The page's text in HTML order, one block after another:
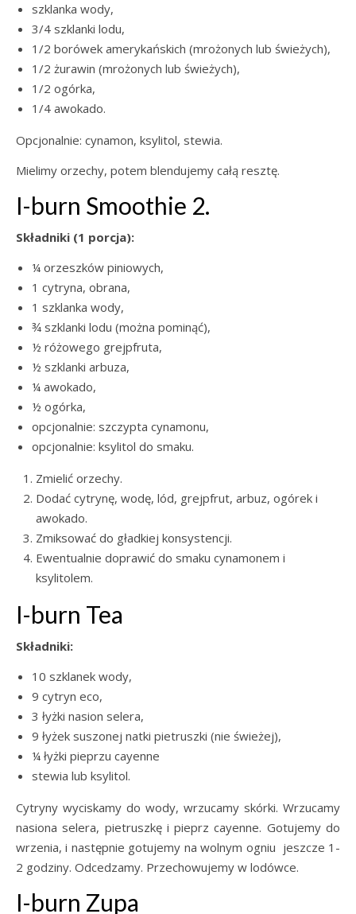
szklanka wody,
3/4 szklanki lodu,
1/2 borówek amerykańskich (mrożonych lub świeżych),
1/2 żurawin (mrożonych lub świeżych),
1/2 ogórka,
1/4 awokado.
Opcjonalnie: cynamon, ksylitol, stewia.
Mielimy orzechy, potem blendujemy całą resztę.
I-burn Smoothie 2.
Składniki (1 porcja):
¼ orzeszków piniowych,
1 cytryna, obrana,
1 szklanka wody,
¾ szklanki lodu (można pominąć),
½ różowego grejpfruta,
½ szklanki arbuza,
¼ awokado,
½ ogórka,
opcjonalnie: szczypta cynamonu,
opcjonalnie: ksylitol do smaku.
Zmielić orzechy.
Dodać cytrynę, wodę, lód, grejpfrut, arbuz, ogórek i
awokado.
Zmiksować do gładkiej konsystencji.
Ewentualnie doprawić do smaku cynamonem i
ksylitolem.
I-burn Tea
Składniki:
10 szklanek wody,
9 cytryn eco,
3 łyżki nasion selera,
9 łyżek suszonej natki pietruszki (nie świeżej),
¼ łyżki pieprzu cayenne
stewia lub ksylitol.
Cytryny wyciskamy do wody, wrzucamy skórki. Wrzucamy
nasiona selera, pietruszkę i pieprz cayenne. Gotujemy do
wrzenia, i następnie gotujemy na wolnym ogniu jeszcze 1-
2 godziny. Odcedzamy. Przechowujemy w lodówce.
I-burn Zupa